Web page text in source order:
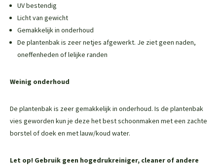
UV bestendig
Licht van gewicht
Gemakkelijk in onderhoud
De plantenbak is zeer netjes afgewerkt. Je ziet geen naden,
oneffenheden of lelijke randen
Weinig onderhoud
De plantenbak is zeer gemakkelijk in onderhoud. Is de plantenbak
vies geworden kun je deze het best schoonmaken met een zachte
borstel of doek en met lauw/koud water.
Let op! Gebruik geen hogedrukreiniger, cleaner of andere